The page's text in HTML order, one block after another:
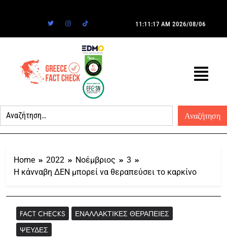
11:11:17 AM 2026/08/06
Home 2022 Νοέμβριος
3
Η κάνναβη ΔΕΝ μπορεί να θεραπεύσει το καρκίνο
FACT CHECKS
ΕΝΑΛΛΑΚΤΙΚΈΣ ΘΕΡΑΠΕΊΕΣ
ΨΕΥΔΈΣ